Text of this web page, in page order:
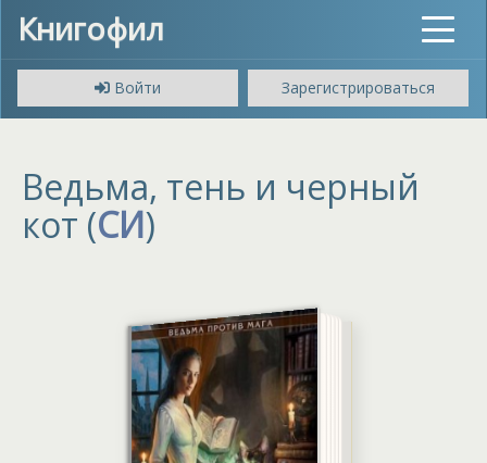
Книгофил
Toggle
Войти
Зарегистрироваться
Ведьма, тень и черный
кот (СИ)